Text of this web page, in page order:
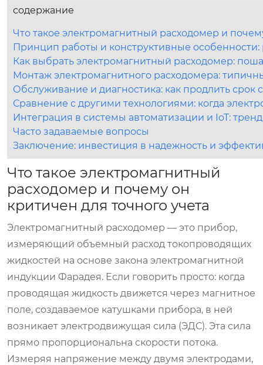
содержание
Что такое электромагнитный расходомер и
Принцип работы и конструктивные
Как выбрать электромагнитный расходомер:
Монтаж электромагнитного расходомера:
Обслуживание и диагностика: как продлить срок
Сравнение с другими технологиями: когда
Интеграция в системы автоматизации и IoT:
Часто задаваемые вопросы
Заключение: инвестиция в надежность и
Что такое электромагнитный
расходомер и почему он
критичен для точного учета
Электромагнитный расходомер — это прибор,
измеряющий объемный расход токопроводящих
жидкостей на основе закона электромагнитной
индукции Фарадея. Если говорить просто: когда
проводящая жидкость движется через магнитное
поле, создаваемое катушками прибора, в ней
возникает электродвижущая сила (ЭДС). Эта сила
прямо пропорциональна скорости потока.
Измеряя напряжение между двумя электродами,